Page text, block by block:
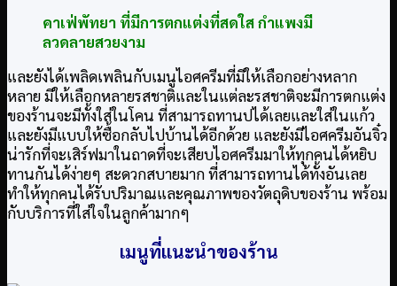
คาเฟ่พัทยา ที่มีการตกแต่งที่สดใส กำแพงมี
ลวดลายสวยงาม
และยังได้เพลิดเพลินกับเมนูไอศครีมที่มีให้เลือกอย่างหลาก
หลาย มีให้เลือกหลายรสชาติและในแต่ละรสชาติจะมีการตกแต่ง
ของร้านจะมีทั้งใส่ในโคน ที่สามารถทานปได้เลยและใส่ในแก้ว
และยังมีแบบให้ซื้อกลับไปบ้านได้อีกด้วย และยังมีไอศครีมอันจิ๋ว
น่ารักที่จะเสิร์ฟมาในถาดที่จะเสียบไอศครีมมาให้ทุกคนได้หยิบ
ทานกันได้ง่ายๆ สะดวกสบายมาก ที่สามารถทานได้ทั้งอันเลย
ทำให้ทุกคนได้รับปริมาณและคุณภาพของวัตถุดิบของร้าน พร้อม
กับบริการที่ใส่ใจในลูกค้ามากๆ
เมนูที่แนะนำของร้าน